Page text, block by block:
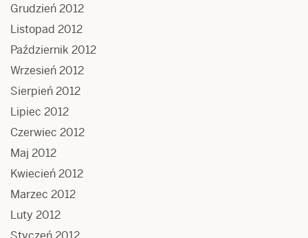
Grudzień 2012
Listopad 2012
Październik 2012
Wrzesień 2012
Sierpień 2012
Lipiec 2012
Czerwiec 2012
Maj 2012
Kwiecień 2012
Marzec 2012
Luty 2012